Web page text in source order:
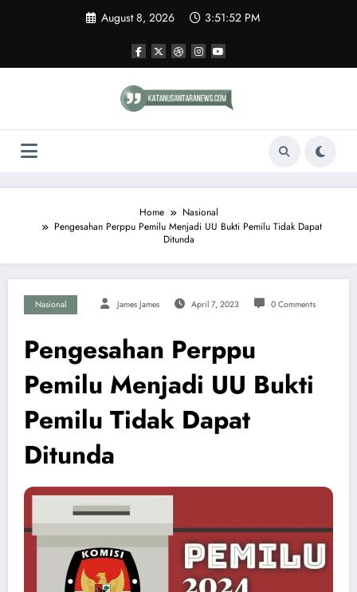
August 8, 2026 3:51:52 PM
Home
Nasional
Pengesahan Perppu Pemilu Menjadi UU Bukti Pemilu Tidak Dapat
Ditunda
Nasional James James April 7, 2023 0 Comments
Pengesahan Perppu
Pemilu Menjadi UU Bukti
Pemilu Tidak Dapat
Ditunda